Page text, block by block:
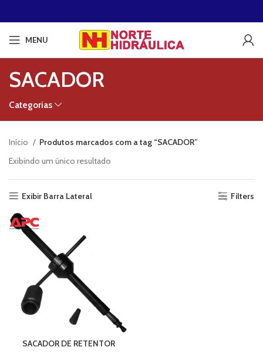
MENU
SACADOR
Categorias
Início
Produtos marcados com a tag “SACADOR”
Exibindo um único resultado
Exibir Barra Lateral Filters
SACADOR DE RETENTOR